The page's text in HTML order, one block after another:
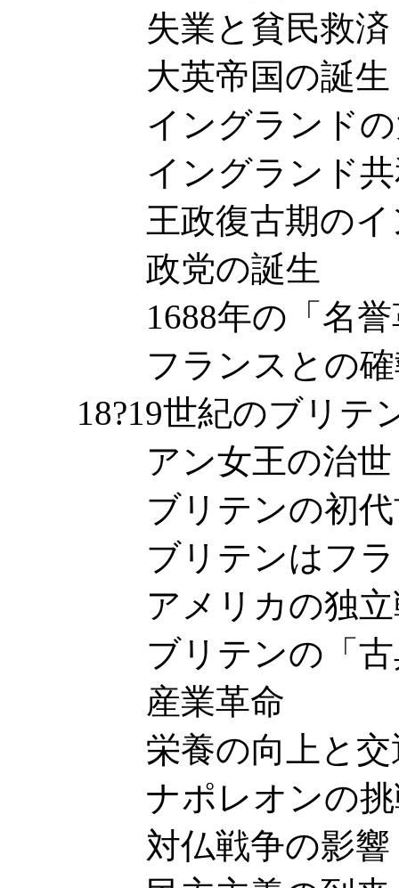
失業と貧民救済
大英帝国の誕生
イングランドの
イングランド共和
王政復古期のイ
政党の誕生
1688年の「名誉
フランスとの確
18?19世紀のブリテ
アン女王の治世
ブリテンの初代首
ブリテンはフラン
アメリカの独立
ブリテンの「古
産業革命
栄養の向上と交通
ナポレオンの挑
対仏戦争の影響